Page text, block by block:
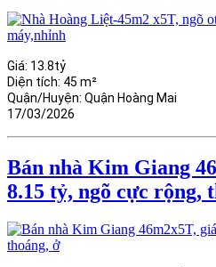
Giá: 13.8tỷ
Diện tích: 45 m²
Quận/Huyện: Quận Hoàng Mai
17/03/2026
Bán nhà Kim Giang
8.15 tỷ, ngõ cực rộng,